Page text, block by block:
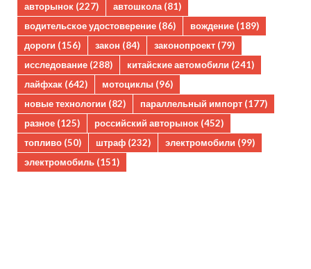
авторынок (227) автошкола(81)
водительское удостоверение (86) вождение (189)
дороги (156) закон (84) законопроект (79)
исследование (288) китайские автомобили (241)
лайфхак (642) мотоциклы (96)
новые технологии (82) параллельный импорт (177)
разное (125) российский авторынок (452)
топливо (50) штраф (232) электромобили (99)
электромобиль (151)